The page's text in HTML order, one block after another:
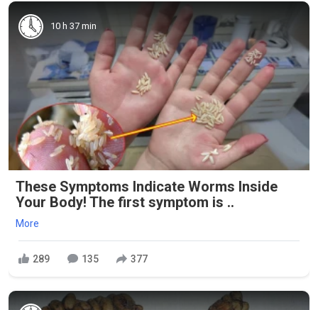
10 h 37 min
These Symptoms Indicate Worms Inside
Your Body! The first symptom is ..
More
289 135 377